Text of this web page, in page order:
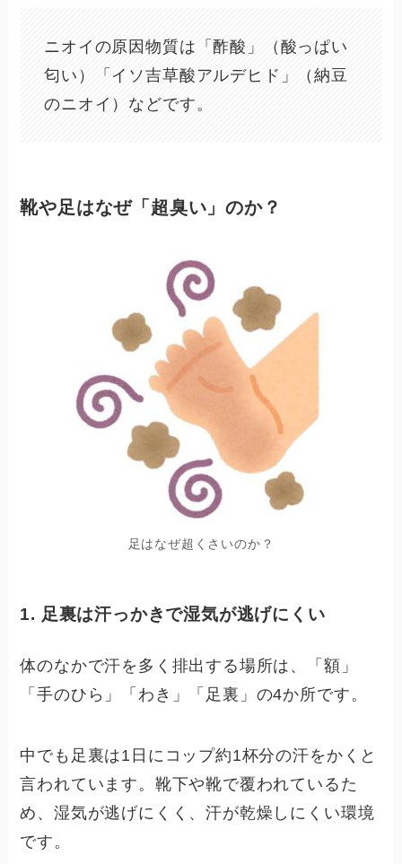
ニオイの原因物質は「酢酸」（酸っぱい
匂い）「イソ吉草酸アルデヒド」（納豆
のニオイ）などです。
靴や足はなぜ「超臭い」のか？
足はなぜ超くさいのか？
1. 足裏は汗っかきで湿気が逃げにくい
体のなかで汗を多く排出する場所は、「額」
「手のひら」「わき」「足裏」の4か所です。
中でも足裏は1日にコップ約1杯分の汗をかくと
言われています。靴下や靴で覆われているた
め、湿気が逃げにくく、汗が乾燥しにくい環境
です。